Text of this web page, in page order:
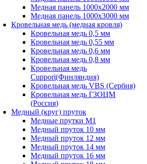
Медная панель 1000x2000 мм
Медная панель 1000x3000 мм
Кровельная медь (медная кровля)
Кровельная медь 0,5 мм
Кровельная медь 0,55 мм
Кровельная медь 0,6 мм
Кровельная медь 0,8 мм
Кровельная медь
Cuppori(Финляндия)
Кровельная медь VBS (Сербия)
Кровельная медь ГЗОЦМ
(Россия)
Медный (круг) пруток
Медные прутки М1
Медный пруток 10 мм
Медный пруток 12 мм
Медный пруток 14 мм
Медный пруток 16 мм